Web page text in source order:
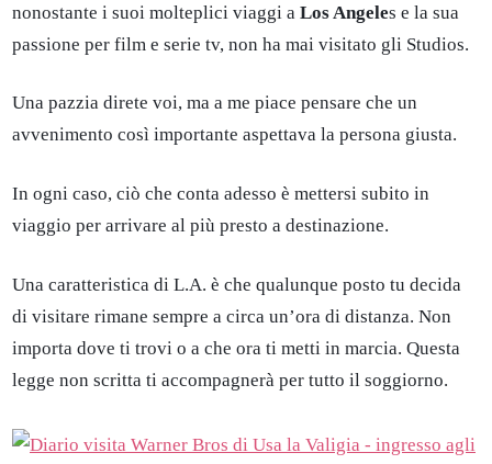
nonostante i suoi molteplici viaggi a Los Angeles e la sua
passione per film e serie tv, non ha mai visitato gli Studios.
Una pazzia direte voi, ma a me piace pensare che un
avvenimento così importante aspettava la persona giusta.
In ogni caso, ciò che conta adesso è mettersi subito in
viaggio per arrivare al più presto a destinazione.
Una caratteristica di L.A. è che qualunque posto tu decida
di visitare rimane sempre a circa un’ora di distanza. Non
importa dove ti trovi o a che ora ti metti in marcia. Questa
legge non scritta ti accompagnerà per tutto il soggiorno.